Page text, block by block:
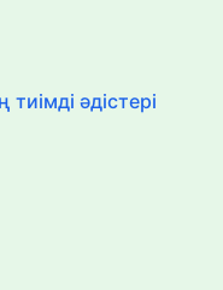
әдістері